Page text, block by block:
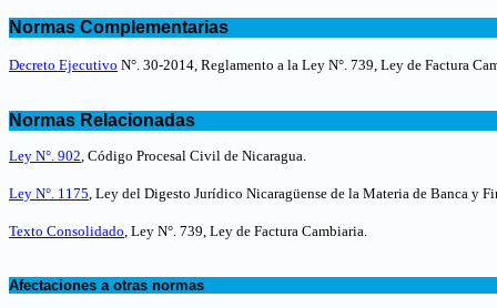
Normas Complementarias
Decreto Ejecutivo N°. 30-2014, Reglamento a la Ley N°. 739, Ley de Factura
Normas Relacionadas
Ley N°. 902, Código Procesal Civil de Nicaragua.
Ley N°. 1175, Ley del Digesto Jurídico Nicaragüense de la Materia de Banca y
Texto Consolidado, Ley N°. 739, Ley de Factura Cambiaria.
Afectaciones a otras normas